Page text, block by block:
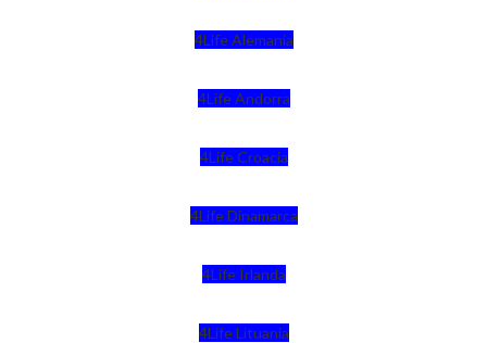
4Life Alemania
4Life Andorra
4Life Croacia
4Life Dinamarca
4Life Irlanda
4Life Lituania